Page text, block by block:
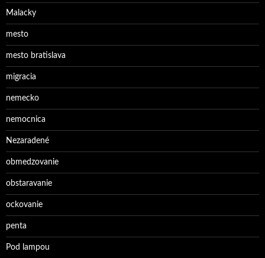
Malacky
mesto
mesto bratislava
migracia
nemecko
nemocnica
Nezaradené
obmedzovanie
obstaravanie
ockovanie
penta
Pod lampou